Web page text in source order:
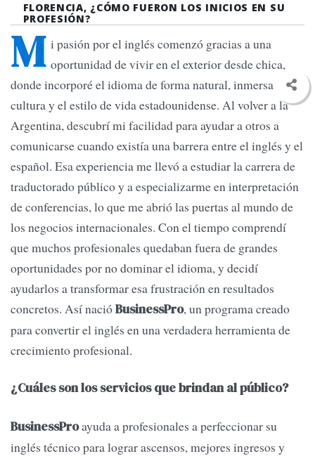
FLORENCIA, ¿CÓMO FUERON LOS INICIOS EN SU
PROFESIÓN?
M i pasión por el inglés comenzó gracias a una
oportunidad de vivir en el exterior desde chica,
donde incorporé el idioma de forma natural, inmersa en la
cultura y el estilo de vida estadounidense. Al volver a la
Argentina, descubrí mi facilidad para ayudar a otros a
comunicarse cuando existía una barrera entre el inglés y el
español. Esa experiencia me llevó a estudiar la carrera de
traductorado público y a especializarme en interpretación
de conferencias, lo que me abrió las puertas al mundo de
los negocios internacionales. Con el tiempo comprendí
que muchos profesionales quedaban fuera de grandes
oportunidades por no dominar el idioma, y decidí
ayudarlos a transformar esa frustración en resultados
concretos. Así nacióBusinessPro, un programa creado
para convertir el inglés en una verdadera herramienta de
crecimiento profesional.
¿Cuáles son los servicios que brindan al público?
BusinessProayuda a profesionales a perfeccionar su
inglés técnico para lograr ascensos, mejores ingresos y